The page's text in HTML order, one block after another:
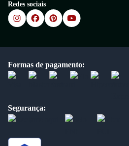
Redes sociais
Formas de pagamento:
Segurança: